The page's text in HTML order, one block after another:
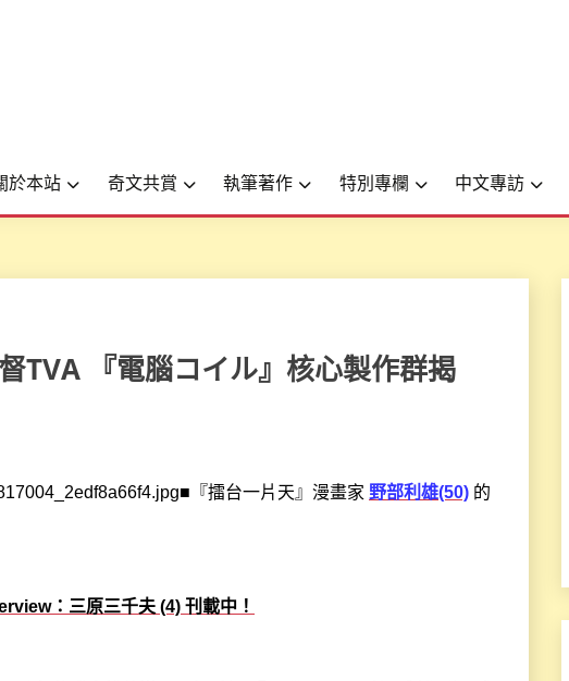
於本站 奇文共賞 執筆著作 特別專欄 中文專訪
TVA 『電腦コイル』核心製作群揭
■『擂台一片天』漫畫家 野部利雄(50) 的
：三原三千夫 (4) 刊載中！